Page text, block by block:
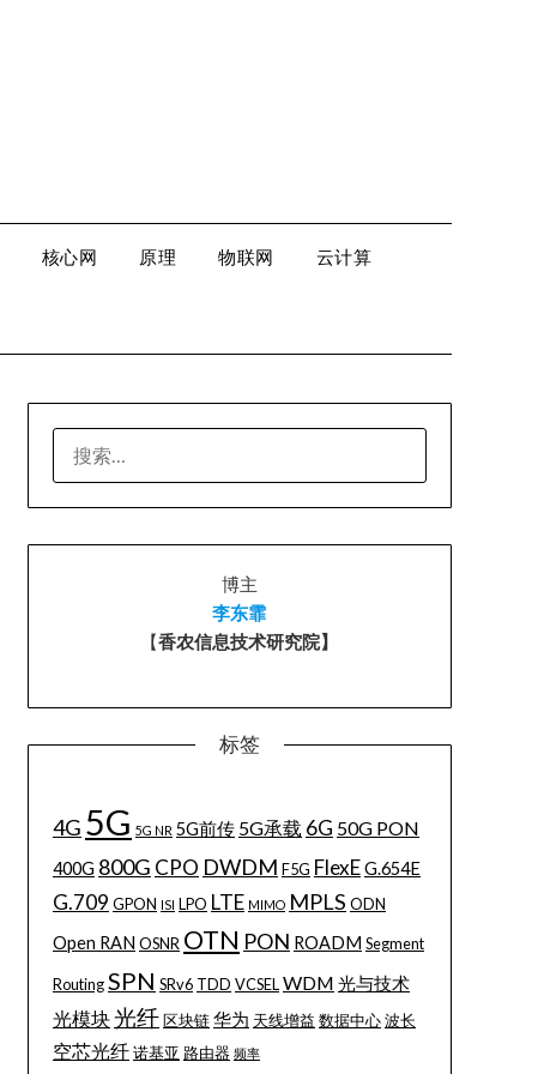
核心网 原理 物联网 云计算
索：
博主
李东霏
【香农信息技术研究院】
标签
4G 5G 5G NR 5G前传 5G承载 6G 50G PON
400G 800G CPO DWDM F5G FlexEG.654E
G.709 GPON ISI LPO LTE MIMO MPLS ODN
Open RAN OSNR OTN PON ROADM Segment
RoutingSPN SRv6 TDD VCSELWDM 光与技术
光模块光纤区块链华为 天线增益 数据中心波长
空芯光纤诺基亚 路由器 频率